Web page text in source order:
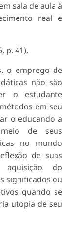
sala de aula à
real e
p. 41),
o emprego de
não são
o estudante
em seu
o educando a
de seus
no mundo
de suas
aquisição do
significados ou
quando se
utopia de seu